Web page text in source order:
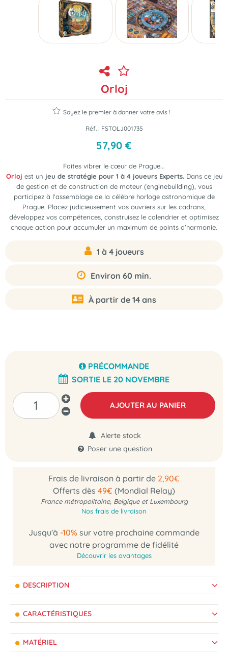
Orloj
Soyez le premier à donner votre avis !
Réf. : FSTOLJ001735
57,90 €
Faites vibrer le cœur de Prague...
Orloj est un jeu de stratégie pour 1 à 4 joueurs Experts.Dans ce jeu
de gestion et de construction de moteur (enginebuilding), vous
participez à l'assemblage de la célèbre horloge astronomique de
Prague. Placez judicieusement vos ouvriers sur les cadrans,
développez vos compétences, construisez le calendrier et optimisez
chaque action pour accumuler un maximum de points d’harmonie.
1 à 4 joueurs
Environ 60 min.
À partir de 14 ans
PRÉCOMMANDE
SORTIE LE 20 NOVEMBRE
AJOUTER AU PANIER
Alerte stock
Poser une question
Frais de livraison à partir de 2,90€
Offerts dès 49€ (Mondial Relay)
France métropolitaine, Belgique et Luxembourg
Nos frais de livraison
Jusqu'à -10% sur votre prochaine commande
avec notre programme de fidélité
Découvrir les avantages
DESCRIPTION
CARACTÉRISTIQUES
MATÉRIEL